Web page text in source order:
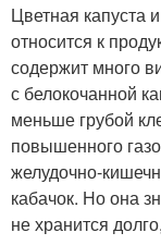
Цветная капуста
относится к
содержит много
с белокочанной
меньше грубой
повышенного
желудочно-
кабачок. Но она
не хранится